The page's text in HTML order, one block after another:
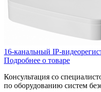
16-канальный IP-
Подробнее о товаре
Консультация со
по оборудованию систем